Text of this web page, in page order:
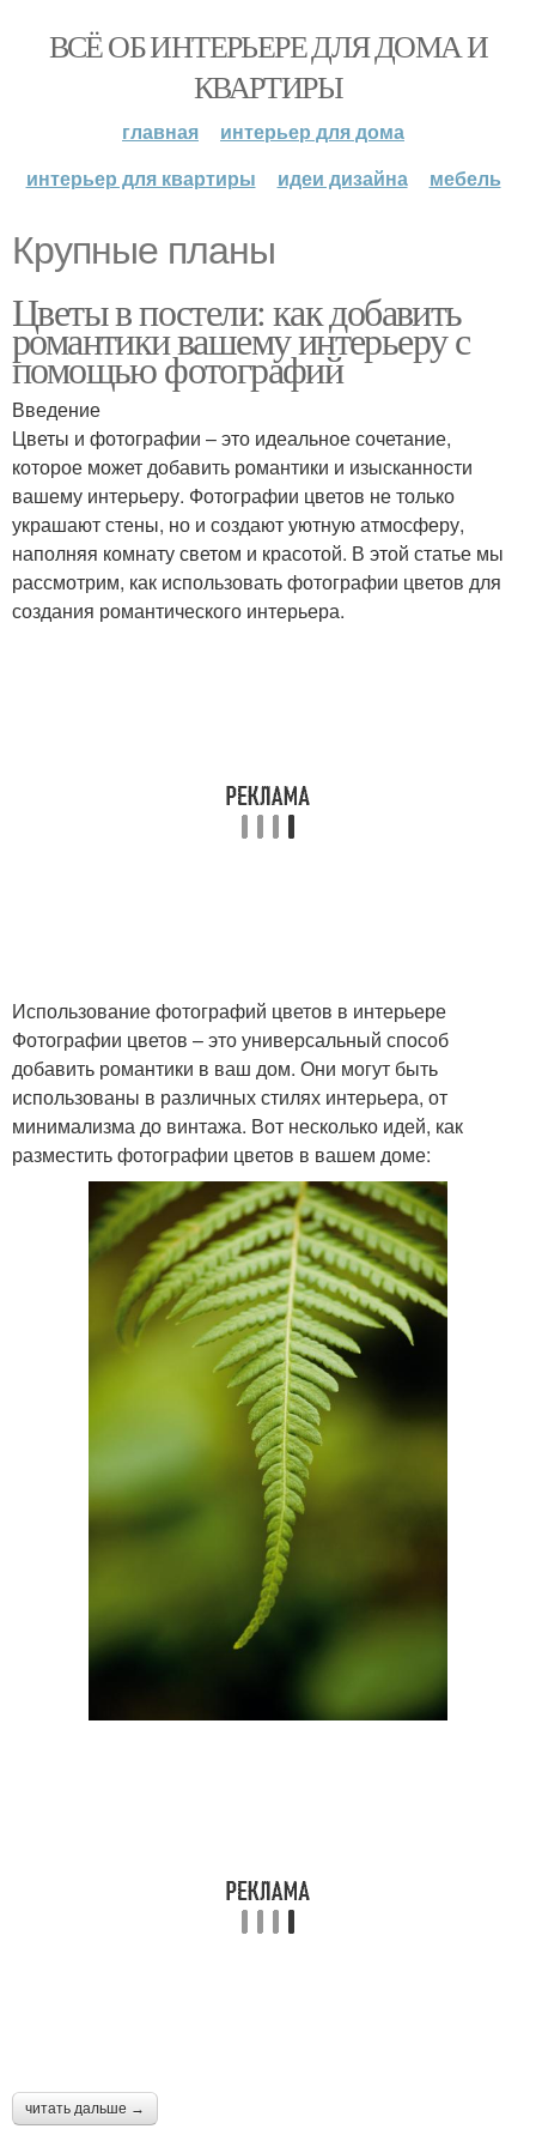
ВСЁ ОБ ИНТЕРЬЕРЕ ДЛЯ ДОМА И
КВАРТИРЫ
главная
интерьер для дома
интерьер для квартиры
идеи дизайна мебель
Крупные планы
Цветы в постели: как добавить
романтики вашему интерьеру с
помощью фотографий
Введение
Цветы и фотографии – это идеальное сочетание,
которое может добавить романтики и изысканности
вашему интерьеру. Фотографии цветов не только
украшают стены, но и создают уютную атмосферу,
наполняя комнату светом и красотой. В этой статье мы
рассмотрим, как использовать фотографии цветов для
создания романтического интерьера.
Использование фотографий цветов в интерьере
Фотографии цветов – это универсальный способ
добавить романтики в ваш дом. Они могут быть
использованы в различных стилях интерьера, от
минимализма до винтажа. Вот несколько идей, как
разместить фотографии цветов в вашем доме:
читать дальше →